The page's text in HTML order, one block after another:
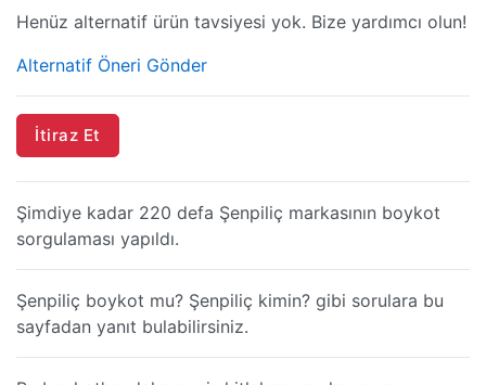
Henüz alternatif ürün tavsiyesi yok. Bize yardımcı olun!
Alternatif Öneri Gönder
İtiraz Et
Şimdiye kadar 220 defa Şenpiliç markasının boykot
sorgulaması yapıldı.
Şenpiliç boykot mu? Şenpiliç kimin? gibi sorulara bu
sayfadan yanıt bulabilirsiniz.